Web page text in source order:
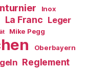
Inox
La Franc Leger
Mike Pegg
Oberbayern
Reglement